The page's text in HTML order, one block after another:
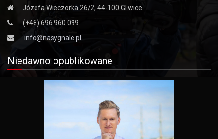
Józefa Wieczorka 26/2, 44-100 Gliwice
(+48) 696 960 099
info@nasygnale.pl
Niedawno opublikowane